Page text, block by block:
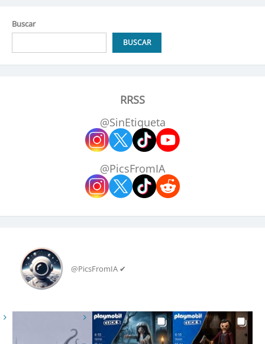
y
Uso
Buscar
BUSCAR
RRSS
@SinEtiqueta
@PicsFromIA
@PicsFromIA ✔